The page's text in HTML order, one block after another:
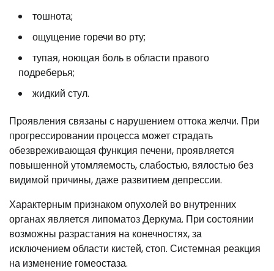
тошнота;
ощущение горечи во рту;
тупая, ноющая боль в области правого
подреберья;
жидкий стул.
Проявления связаны с нарушением оттока желчи. При
прогрессировании процесса может страдать
обезвреживающая функция печени, проявляется
повышенной утомляемость, слабостью, вялостью без
видимой причины, даже развитием депрессии.
Характерным признаком опухолей во внутренних
органах является липоматоз Деркума. При состоянии
возможны разрастания на конечностях, за
исключением области кистей, стоп. Системная реакция
на изменение гомеостаза.